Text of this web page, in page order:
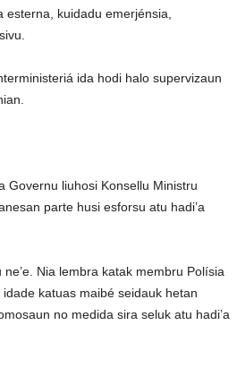
kuidadu emerjénsia,
ida hodi halo supervizaun
Governu liuhosi Konsellu Ministru
parte husi esforsu atu hadi’a
Nia lembra katak membru Polísia
katuas maibé seidauk hetan
no medida sira seluk atu hadi’a